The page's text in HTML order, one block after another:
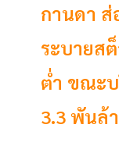
กานดา ส่
ระบายส
ต่ำ ขณะบ
3.3 พันล้